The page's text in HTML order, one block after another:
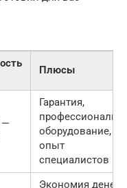
Плюсы
—
Гарантия,
оборудование,
опыт
специалистов
Экономия денег,